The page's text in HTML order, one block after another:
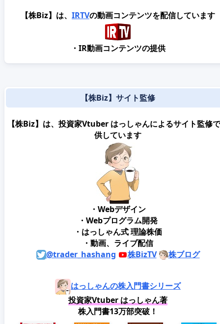
【株Biz】は、 IRTVの動画コンテンツを配信しています
・IR動画コンテンツの提供
【株Biz】サイト監修
【株Biz】は、投資家Vtuber はっしゃんによるサイト監修
供しています
・Webデザイン
・Webプログラム開発
・はっしゃん式 理論株価
・動画、ライブ配信
@trader_hashang
株BizTV 株ブログ
はっしゃんの株入門書シリーズ
投資家Vtuber はっしゃん著
株入門書13万部突破！